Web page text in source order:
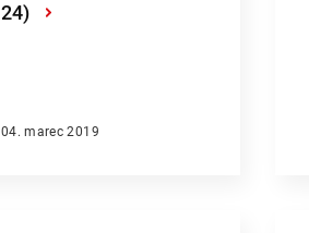
24)
›
04. marec 2019